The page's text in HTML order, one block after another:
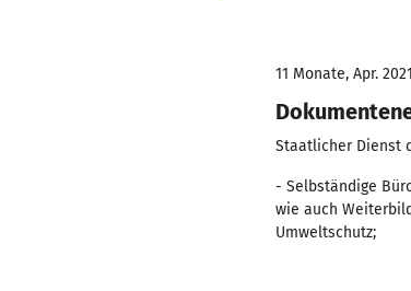
11 Monate, Apr.
Staatlicher Dienst
- Selbständige
wie auch
Umweltschutz;